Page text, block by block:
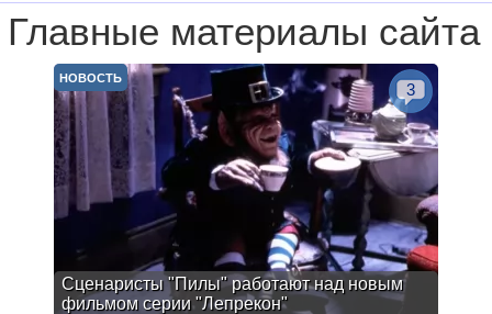
Главные материалы сайта
Сценаристы "Пилы" работают над новым
фильмом серии "Лепрекон"
НОВОСТЬ
3